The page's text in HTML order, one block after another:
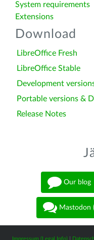
System requirements
Extensions
Download
LibreOffice Fresh
LibreOffice Stable
Development
Portable versions &
Release Notes
Our blog
Mastodon
Impressum (Legal Info)